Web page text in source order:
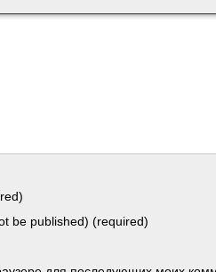
be published) (required)